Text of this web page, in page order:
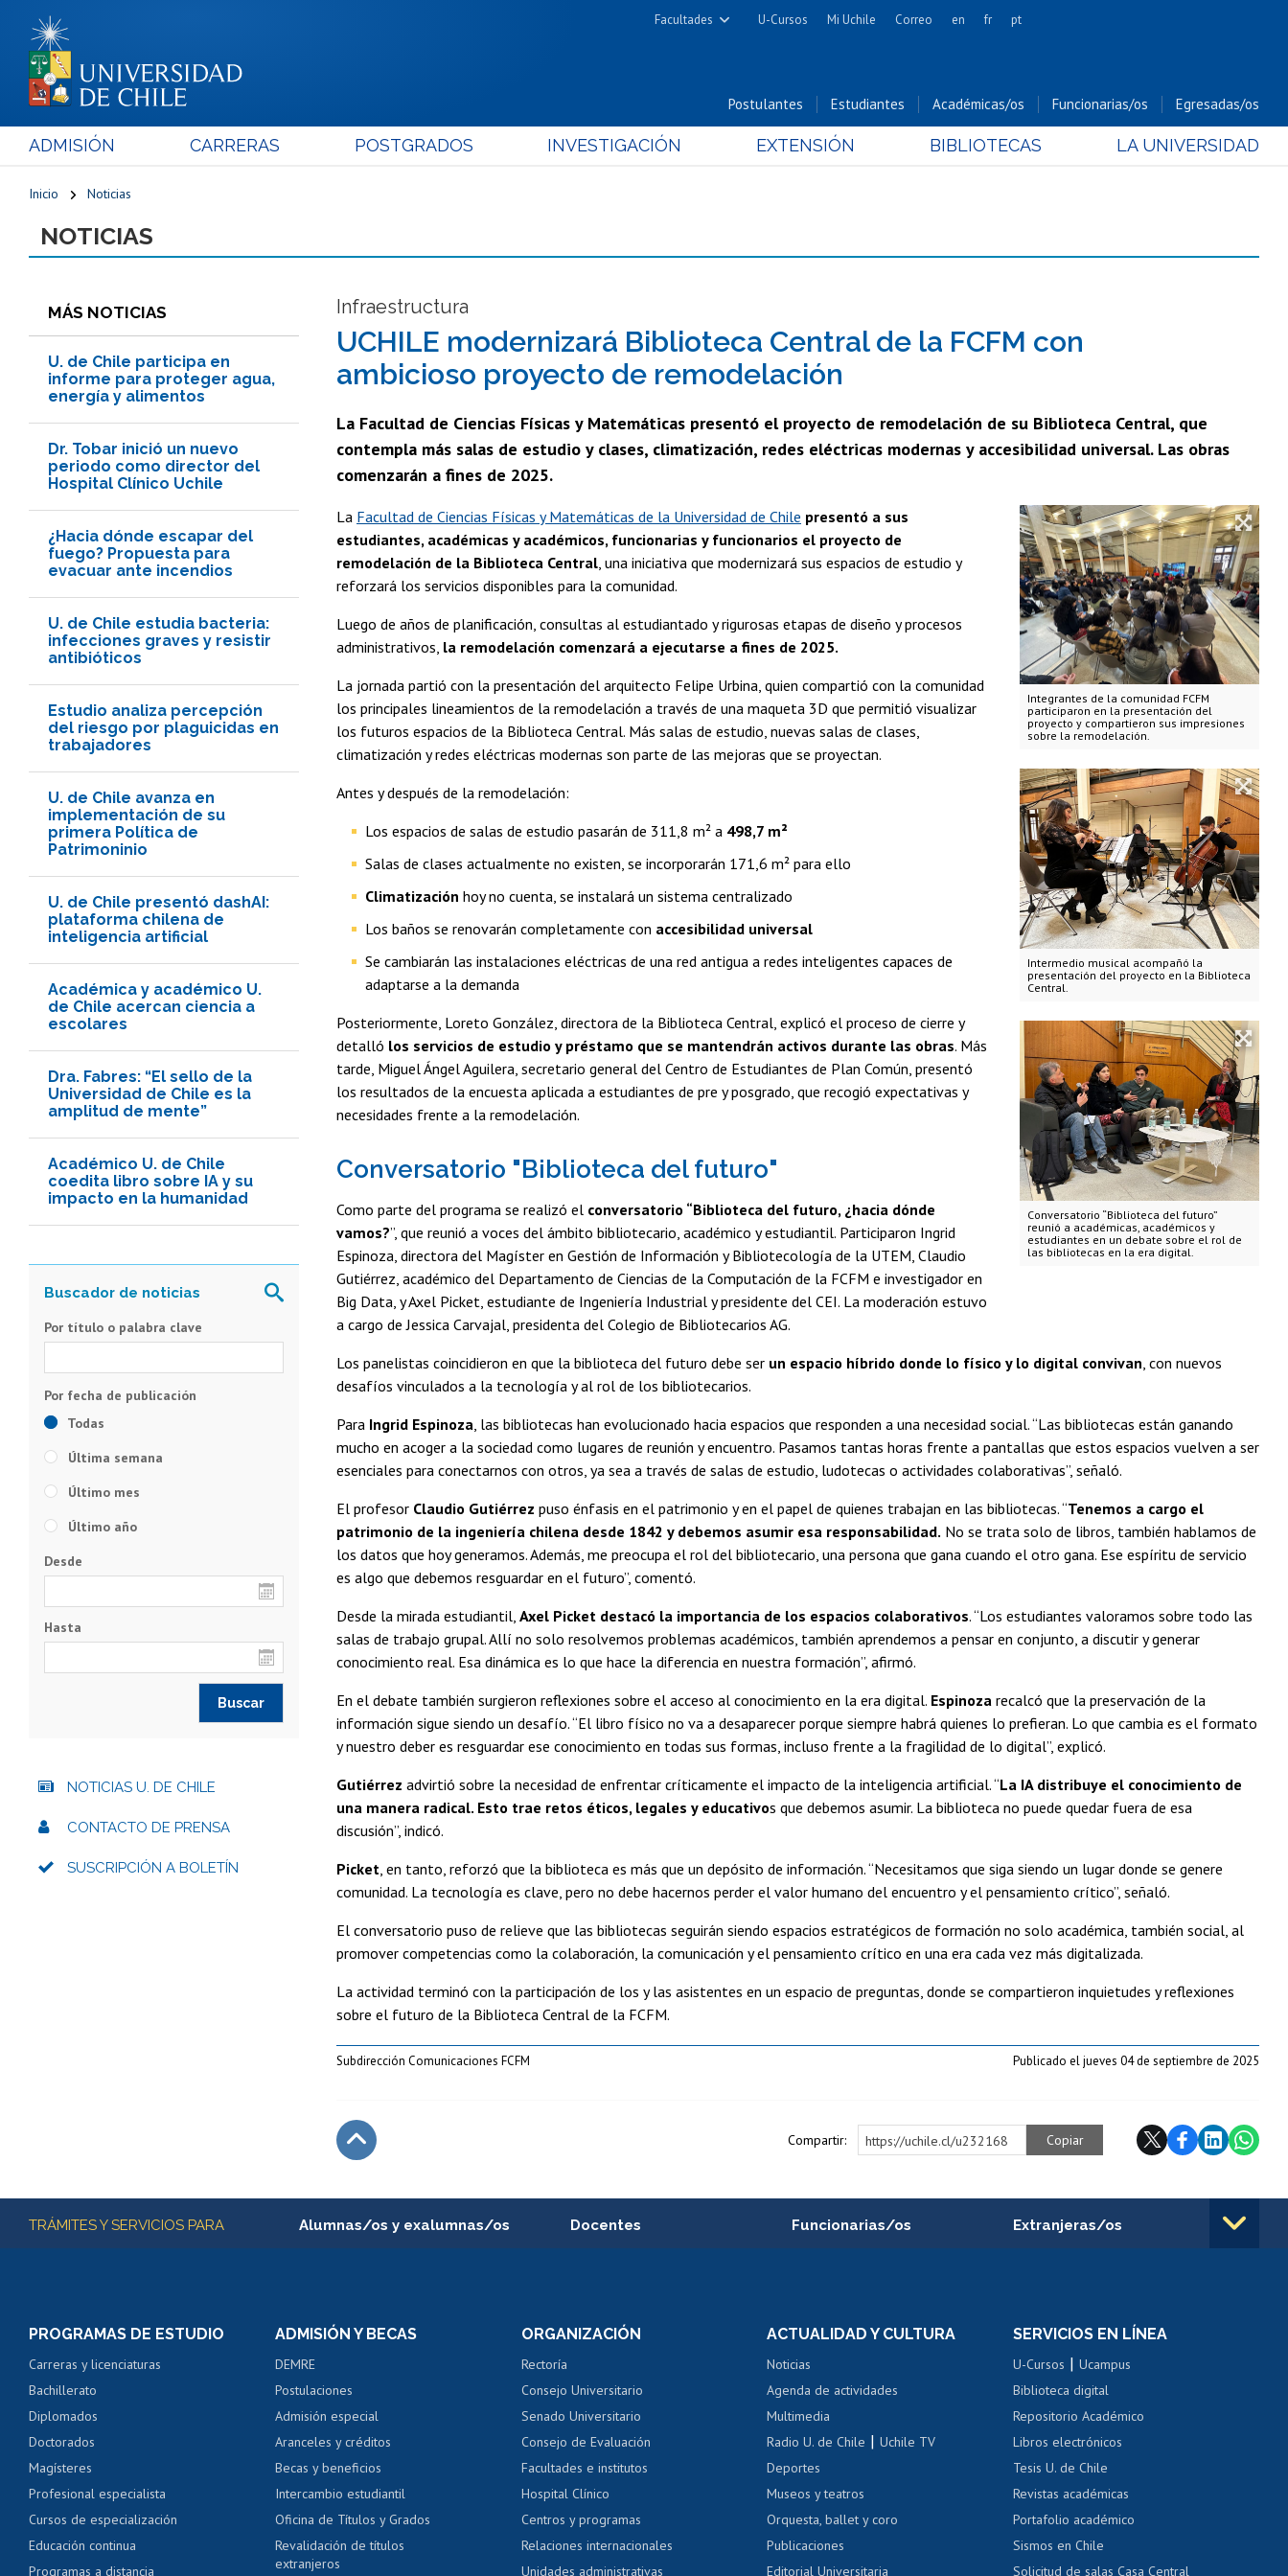
Facultades
Cs. Físicas y Matemáticas
Cs. Forestales y Conservación
Cs. Químicas y Farmacéuticas
Cs. Sociales
Nutrición y Tecnología de
Alimentos
Bachillerato
U-Cursos Mi Uchile Correo en fr pt
Postulantes Estudiantes Académicas/os Funcionarias/os Egresadas/os
ADMISIÓN CARRERAS POSTGRADOS INVESTIGACIÓN EXTENSIÓN BIBLIOTECAS LA UNIVERSIDAD
Inicio Noticias
NOTICIAS
MÁS NOTICIAS
U. de Chile participa en
informe para proteger agua,
energía y alimentos
Dr. Tobar inició un nuevo
periodo como director del
Hospital Clínico Uchile
¿Hacia dónde escapar del
fuego? Propuesta para
evacuar ante incendios
U. de Chile estudia bacteria:
infecciones graves y resistir
antibióticos
Estudio analiza percepción
del riesgo por plaguicidas en
trabajadores
U. de Chile avanza en
implementación de su
primera Política de
Patrimoninio
U. de Chile presentó dashAI:
plataforma chilena de
inteligencia artificial
Académica y académico U.
de Chile acercan ciencia a
escolares
Dra. Fabres: “El sello de la
Universidad de Chile es la
amplitud de mente”
Académico U. de Chile
coedita libro sobre IA y su
impacto en la humanidad
Infraestructura
UCHILE modernizará Biblioteca Central de la FCFM con
ambicioso proyecto de remodelación
La Facultad de Ciencias Físicas y Matemáticas presentó el proyecto de remodelación de su Biblioteca Central, que
contempla más salas de estudio y clases, climatización, redes eléctricas modernas y accesibilidad universal. Las obras
comenzarán a fines de 2025.
Integrantes de la comunidad FCFM
participaron en la presentación del
proyecto y compartieron sus impresiones
sobre la remodelación.
Intermedio musical acompañó la
presentación del proyecto en la Biblioteca
Central.
Conversatorio “Biblioteca del futuro”
reunió a académicas, académicos y
estudiantes en un debate sobre el rol de
las bibliotecas en la era digital.
La Facultad de Ciencias Físicas y Matemáticas de la Universidad de Chile presentó a sus
estudiantes, académicas y académicos, funcionarias y funcionarios el proyecto de
remodelación de la Biblioteca Central , una iniciativa que modernizará sus espacios de estudio y
reforzará los servicios disponibles para la comunidad.
Luego de años de planificación, consultas al estudiantado y rigurosas etapas de diseño y procesos
administrativos, la remodelación comenzará a ejecutarse a fines de 2025.
La jornada partió con la presentación del arquitecto Felipe Urbina, quien compartió con la comunidad
los principales lineamientos de la remodelación a través de una maqueta 3D que permitió visualizar
los futuros espacios de la Biblioteca Central. Más salas de estudio, nuevas salas de clases,
climatización y redes eléctricas modernas son parte de las mejoras que se proyectan.
Antes y después de la remodelación:
Los espacios de salas de estudio pasarán de 311,8 m² a 498,7 m²
Salas de clases actualmente no existen, se incorporarán 171,6 m² para ello
Climatización hoy no cuenta, se instalará un sistema centralizado
Los baños se renovarán completamente con accesibilidad universal
Se cambiarán las instalaciones eléctricas de una red antigua a redes inteligentes capaces de
adaptarse a la demanda
Posteriormente, Loreto González, directora de la Biblioteca Central, explicó el proceso de cierre y
detalló los servicios de estudio y préstamo que se mantendrán activos durante las obras. Más
tarde, Miguel Ángel Aguilera, secretario general del Centro de Estudiantes de Plan Común, presentó
los resultados de la encuesta aplicada a estudiantes de pre y posgrado, que recogió expectativas y
necesidades frente a la remodelación.
Conversatorio "Biblioteca del futuro"
Como parte del programa se realizó el conversatorio “Biblioteca del futuro, ¿hacia dónde
vamos?”, que reunió a voces del ámbito bibliotecario, académico y estudiantil. Participaron Ingrid
Espinoza, directora del Magíster en Gestión de Información y Bibliotecología de la UTEM, Claudio
Gutiérrez, académico del Departamento de Ciencias de la Computación de la FCFM e investigador en
Big Data, y Axel Picket, estudiante de Ingeniería Industrial y presidente del CEI. La moderación estuvo
a cargo de Jessica Carvajal, presidenta del Colegio de Bibliotecarios AG.
Los panelistas coincidieron en que la biblioteca del futuro debe ser un espacio híbrido donde lo físico y lo digital convivan , con nuevos
desafíos vinculados a la tecnología y al rol de los bibliotecarios.
Para Ingrid Espinoza , las bibliotecas han evolucionado hacia espacios que responden a una necesidad social. “Las bibliotecas están ganando
mucho en acoger a la sociedad como lugares de reunión y encuentro. Pasamos tantas horas frente a pantallas que estos espacios vuelven a ser
esenciales para conectarnos con otros, ya sea a través de salas de estudio, ludotecas o actividades colaborativas”, señaló.
El profesor Claudio Gutiérrez puso énfasis en el patrimonio y en el papel de quienes trabajan en las bibliotecas. “Tenemos a cargo el
patrimonio de la ingeniería chilena desde 1842 y debemos asumir esa responsabilidad. No se trata solo de libros, también hablamos de
los datos que hoy generamos. Además, me preocupa el rol del bibliotecario, una persona que gana cuando el otro gana. Ese espíritu de servicio
es algo que debemos resguardar en el futuro”, comentó.
Desde la mirada estudiantil, Axel Picket destacó la importancia de los espacios colaborativos. “Los estudiantes valoramos sobre todo las
salas de trabajo grupal. Allí no solo resolvemos problemas académicos, también aprendemos a pensar en conjunto, a discutir y generar
conocimiento real. Esa dinámica es lo que hace la diferencia en nuestra formación”, afirmó.
En el debate también surgieron reflexiones sobre el acceso al conocimiento en la era digital. Espinoza recalcó que la preservación de la
información sigue siendo un desafío. “El libro físico no va a desaparecer porque siempre habrá quienes lo prefieran. Lo que cambia es el formato
y nuestro deber es resguardar ese conocimiento en todas sus formas, incluso frente a la fragilidad de lo digital”, explicó.
Gutiérrez advirtió sobre la necesidad de enfrentar críticamente el impacto de la inteligencia artificial. “La IA distribuye el conocimiento de
una manera radical. Esto trae retos éticos, legales y educativos que debemos asumir. La biblioteca no puede quedar fuera de esa
discusión”, indicó.
Picket , en tanto, reforzó que la biblioteca es más que un depósito de información. “Necesitamos que siga siendo un lugar donde se genere
comunidad. La tecnología es clave, pero no debe hacernos perder el valor humano del encuentro y el pensamiento crítico”, señaló.
El conversatorio puso de relieve que las bibliotecas seguirán siendo espacios estratégicos de formación no solo académica, también social, al
promover competencias como la colaboración, la comunicación y el pensamiento crítico en una era cada vez más digitalizada.
La actividad terminó con la participación de los y las asistentes en un espacio de preguntas, donde se compartieron inquietudes y reflexiones
sobre el futuro de la Biblioteca Central de la FCFM.
Subdirección Comunicaciones FCFM Publicado el jueves 04 de septiembre de 2025
Compartir: https://uchile.cl/u232168 Copiar
Por título o palabra clave
Todas
Última semana
Último mes
Último año
Desde
Hasta
NOTICIAS U. DE CHILE
CONTACTO DE PRENSA
SUSCRIPCIÓN A BOLETÍN
Más información
TRÁMITES Y SERVICIOS PARA Alumnas/os y exalumnas/os
Consulta y certificado de notas
Servicio médico y dental
Pago de arancel y crédito alumnos
Pago de arancel y crédito exalumnos
Certificado de títulos y grados
Docentes
Perfeccionamiento
Evaluación docente
Calificación académica
Postulación al AUCAI
Funcionarias/os
Portal de movilidad interna
Certificado de renta
Certificado de renta
Gestión de correo uchile
Extranjeras/os
Movilidad Estudiantil
Cursos de español
Acoso laboral, sexual y violencia
PROGRAMAS DE ESTUDIO
Carreras y licenciaturas
Bachillerato
Diplomados
Doctorados
Magísteres
Profesional especialista
Cursos de especialización
Educación continua
Programas a distancia
ADMISIÓN Y BECAS
DEMRE
Postulaciones
Admisión especial
Aranceles y créditos
Becas y beneficios
Intercambio estudiantil
Oficina de Títulos y Grados
Revalidación de títulos
extranjeros
ORGANIZACIÓN
Rectoría
Consejo Universitario
Senado Universitario
Consejo de Evaluación
Facultades e institutos
Hospital Clínico
Centros y programas
Relaciones internacionales
Unidades administrativas
ACTUALIDAD Y CULTURA
Noticias
Agenda de actividades
Multimedia
Radio U. de Chile |Uchile TV
Deportes
Museos y teatros
Orquesta, ballet y coro
Publicaciones
Editorial Universitaria
SERVICIOS EN LÍNEA
U-Cursos |Ucampus
Biblioteca digital
Repositorio Académico
Libros electrónicos
Tesis U. de Chile
Revistas académicas
Portafolio académico
Sismos en Chile
Solicitud de salas Casa Central